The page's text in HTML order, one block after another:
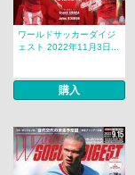
ワールドサッカーダイジ
ェスト 2022年11月3日...
購入